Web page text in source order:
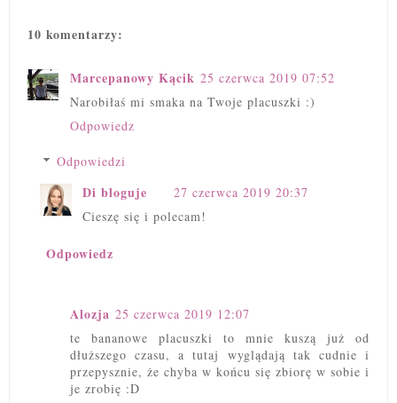
10 komentarzy:
Marcepanowy Kącik 25 czerwca 2019 07:52
Narobiłaś mi smaka na Twoje placuszki :)
Odpowiedz
Odpowiedzi
Di bloguje
27 czerwca 2019 20:37
Cieszę się i polecam!
Odpowiedz
Alozja 25 czerwca 2019 12:07
te bananowe placuszki to mnie kuszą już od
dłuższego czasu, a tutaj wyglądają tak cudnie i
przepysznie, że chyba w końcu się zbiorę w sobie i
je zrobię :D